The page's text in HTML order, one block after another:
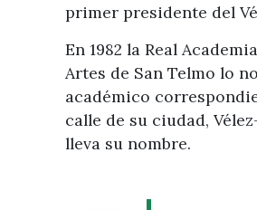
primer presidente del
En 1982 la Real
Artes de San Telmo lo
académico
calle de su ciudad,
lleva su nombre.